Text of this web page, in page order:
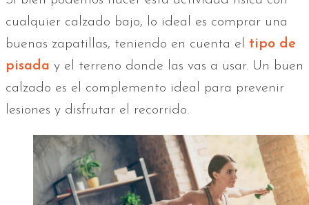
cualquier calzado bajo, lo ideal es comprar una
buenas zapatillas, teniendo en cuenta el tipo de
pisada y el terreno donde las vas a usar. Un buen
calzado es el complemento ideal para prevenir
lesiones y disfrutar el recorrido.